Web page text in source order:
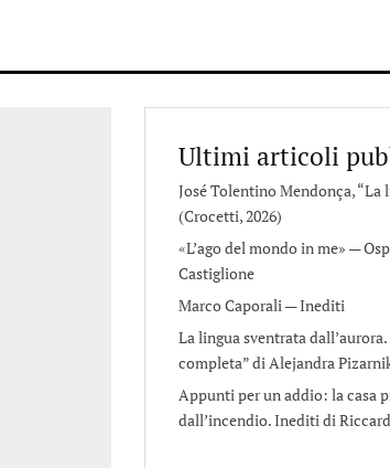
Ultimi articoli
José Tolentino Mendonça,
(Crocetti, 2026)
«L’ago del mondo in me» —
Castiglione
Marco Caporali — Inediti
La lingua sventrata dall’aurora.
completa” di Alejandra
Appunti per un addio: la casa
dall’incendio. Inediti di